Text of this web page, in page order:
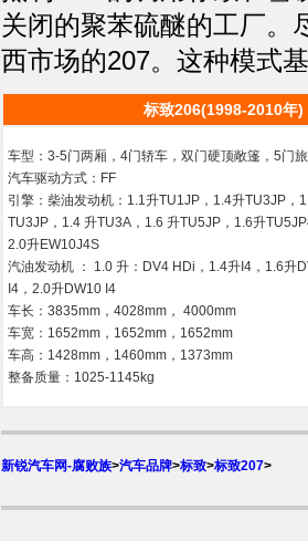
关闭的聚苯硫醚的工厂。
西市场的207。这种模式
标致206(1998-2010年)
车型：3-5门两厢，4门轿车，双门硬顶敞篷，5门
汽车驱动方式：FF
引擎：柴油发动机：1.1升TU1JP，1.4升TU3JP，
TU3JP，1.4 升TU3A，1.6 升TU5JP，1.6升
2.0升EW10J4S
汽油发动机 ： 1.0 升：DV4 HDi，1.4升I4，1.6升
I4，2.0升DW10 I4
车长：3835mm，4028mm， 4000mm
车宽：1652mm，1652mm，1652mm
车高：1428mm，1460mm，1373mm
整备质量：1025-1145kg
新锐汽车网-腐败族>汽车品牌>标致>标致207>